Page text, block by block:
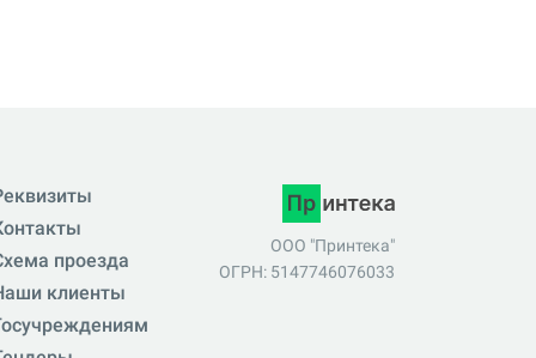
проезда
клиенты
ООО "Принтека"
ОГРН: 5147746076033